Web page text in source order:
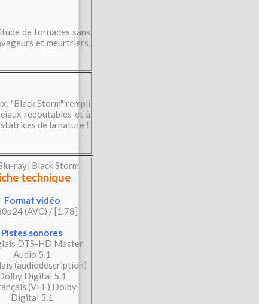
de tornades sans
et meurtriers,
"Black Storm" rempli
redoutables et à
de la nature !
technique
Format vidéo
(AVC) / [1.78]
Pistes sonores
DTS-HD Master
Audio 5.1
(audiodescription)
Digital 5.1
(VFF) Dolby
Digital 5.1